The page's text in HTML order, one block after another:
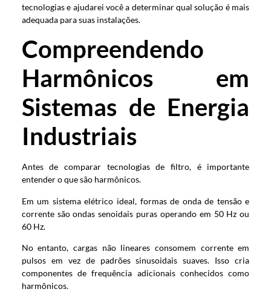
tecnologias e ajudarei você a determinar qual solução é mais
adequada para suas instalações.
Compreendendo
Harmônicos em
Sistemas de Energia
Industriais
Antes de comparar tecnologias de filtro, é importante
entender o que são harmônicos.
Em um sistema elétrico ideal, formas de onda de tensão e
corrente são ondas senoidais puras operando em 50 Hz ou
60 Hz.
No entanto, cargas não lineares consomem corrente em
pulsos em vez de padrões sinusoidais suaves. Isso cria
componentes de frequência adicionais conhecidos como
harmônicos.